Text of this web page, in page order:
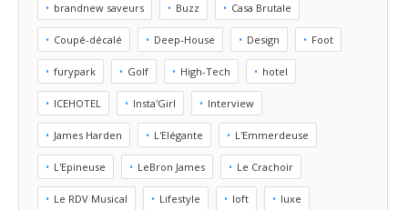
brandnew saveurs Buzz Casa Brutale
Coupé-décalé Deep-House Design Foot
furypark Golf High-Tech hotel
ICEHOTEL Insta'Girl Interview
James Harden L'Elégante L'Emmerdeuse
L'Epineuse LeBron James Le Crachoir
Le RDV Musical Lifestyle loft luxe